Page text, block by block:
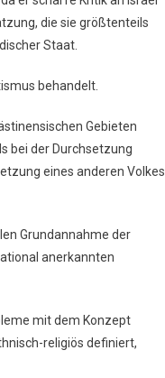
die sie größtenteils
Staat.
behandelt.
Gebieten
bei der Durchsetzung
eines anderen Volkes
Grundannahme der
anerkannten
mit dem Konzept
religiös definiert,